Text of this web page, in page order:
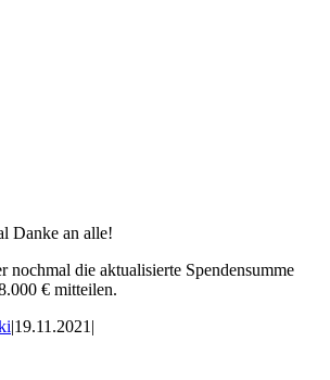
Danke an alle!
nochmal die aktualisierte Spendensumme
€ mitteilen.
|19.11.2021|